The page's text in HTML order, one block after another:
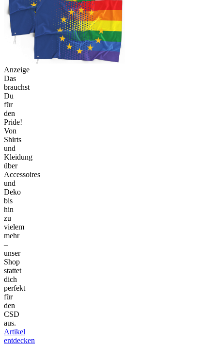
Anzeige
Das
brauchst
Du
für
den
Pride!
Von
Shirts
und
Kleidung
über
Accessoires
und
Deko
bis
hin
zu
vielem
mehr
–
unser
Shop
stattet
dich
perfekt
für
den
CSD
aus.
Artikel
entdecken